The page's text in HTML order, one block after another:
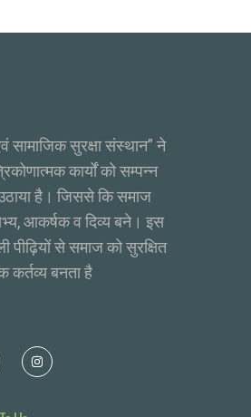
सामाजिक सुरक्षा संस्थान” ने
कार्यों को सम्पन्न
है। जिससे कि समाज
आकर्षक व दिव्य बने। इस
पीढ़ियों से समाज को सुरक्षित
कर्तव्य बनता है